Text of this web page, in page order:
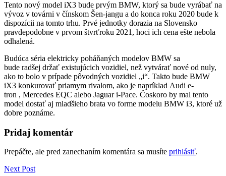
Tento nový model iX3 bude prvým BMW, ktorý sa bude vyrábať na
vývoz v továrni v čínskom Šen-jangu a do konca roku 2020 bude k
dispozícii na tomto trhu. Prvé jednotky dorazia na Slovensko
pravdepodobne v prvom štvrťroku 2021, hoci ich cena ešte nebola
odhalená.
Budúca séria elektricky poháňaných modelov BMW sa
bude radšej držať existujúcich vozidiel, než vytvárať nové od nuly,
ako to bolo v prípade pôvodných vozidiel „i“. Takto bude BMW
iX3 konkurovať priamym rivalom, ako je napríklad Audi e-
tron , Mercedes EQC alebo Jaguar i-Pace. Čoskoro by mal tento
model dostať aj mladšieho brata vo forme modelu BMW i3, ktoré už
dobre poznáme.
Pridaj komentár
Prepáčte, ale pred zanechaním komentára sa musíte prihlásiť.
Next Post